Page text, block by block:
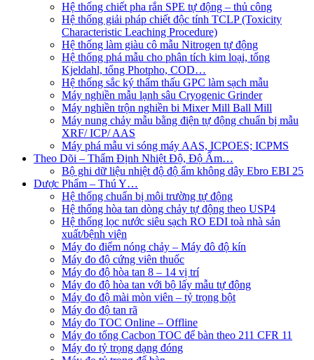
Hệ thống chiết pha rắn SPE tự động – thủ công
Hệ thống giải pháp chiết độc tính TCLP (Toxicity
Characteristic Leaching Procedure)
Hệ thống làm giàu cô mẫu Nitrogen tự động
Hệ thống phá mẫu cho phân tích kim loại, tổng
Kjeldahl, tổng Photpho, COD…
Hệ thống sắc ký thẩm thấu GPC làm sạch mẫu
Máy nghiền mẫu lạnh sâu Cryogenic Grinder
Máy nghiền trộn nghiền bi Mixer Mill Ball Mill
Máy nung chảy mẫu bằng điện tự động chuẩn bị mẫu
XRF/ ICP/ AAS
Máy phá mẫu vi sóng máy AAS, ICPOES; ICPMS
Theo Dõi – Thẩm Định Nhiệt Độ, Độ Ẩm…
Bộ ghi dữ liệu nhiệt độ độ ẩm không dây Ebro EBI 25
Dược Phẩm – Thú Y…
Hệ thống chuẩn bị môi trường tự động
Hệ thống hòa tan dòng chảy tự động theo USP4
Hệ thống lọc nước siêu sạch RO EDI​​ toà nhà sản
xuất/bệnh viện
Máy đo điểm nóng chảy – Máy đô độ kín
Máy đo độ cứng viên thuốc
Máy đo độ hòa tan 8 – 14 vị trí
Máy đo độ hòa tan với bộ lấy mẫu tự động
Máy đo độ mài mòn viên – tỷ trọng bột
Máy đo độ tan rã
Máy đo TOC Online – Offline
Máy đo tổng Cacbon TOC để bàn theo 211 CFR 11
Máy đo tỷ trọng dạng đóng